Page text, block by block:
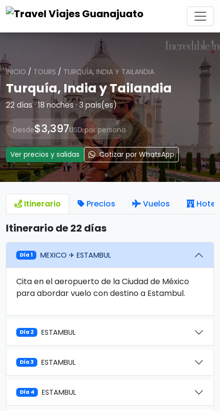
INICIO / TOURS / TURQUÍA, INDIA Y TAILANDIA
Turquía, India y Tailandia
22 días · 18 noches · 3 país(es)
Desde$3,397USD por persona
Ver precios y salidas Cotizar por WhatsApp
Itinerario Precios Vuelos
Itinerario de 22 días
Día 1 MEXICO ✈ ESTAMBUL
Cita en el aeropuerto de la Ciudad de México
para abordar vuelo con destino a Estambul.
Día 2 ESTAMBUL
Día 3 ESTAMBUL
Día 4 ESTAMBUL